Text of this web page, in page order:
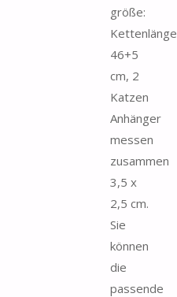
größe:
Kettenlänge
46+5
cm, 2
Katzen
Anhänger
messen
zusammen
3,5 x
2,5 cm.
Sie
können
die
passende